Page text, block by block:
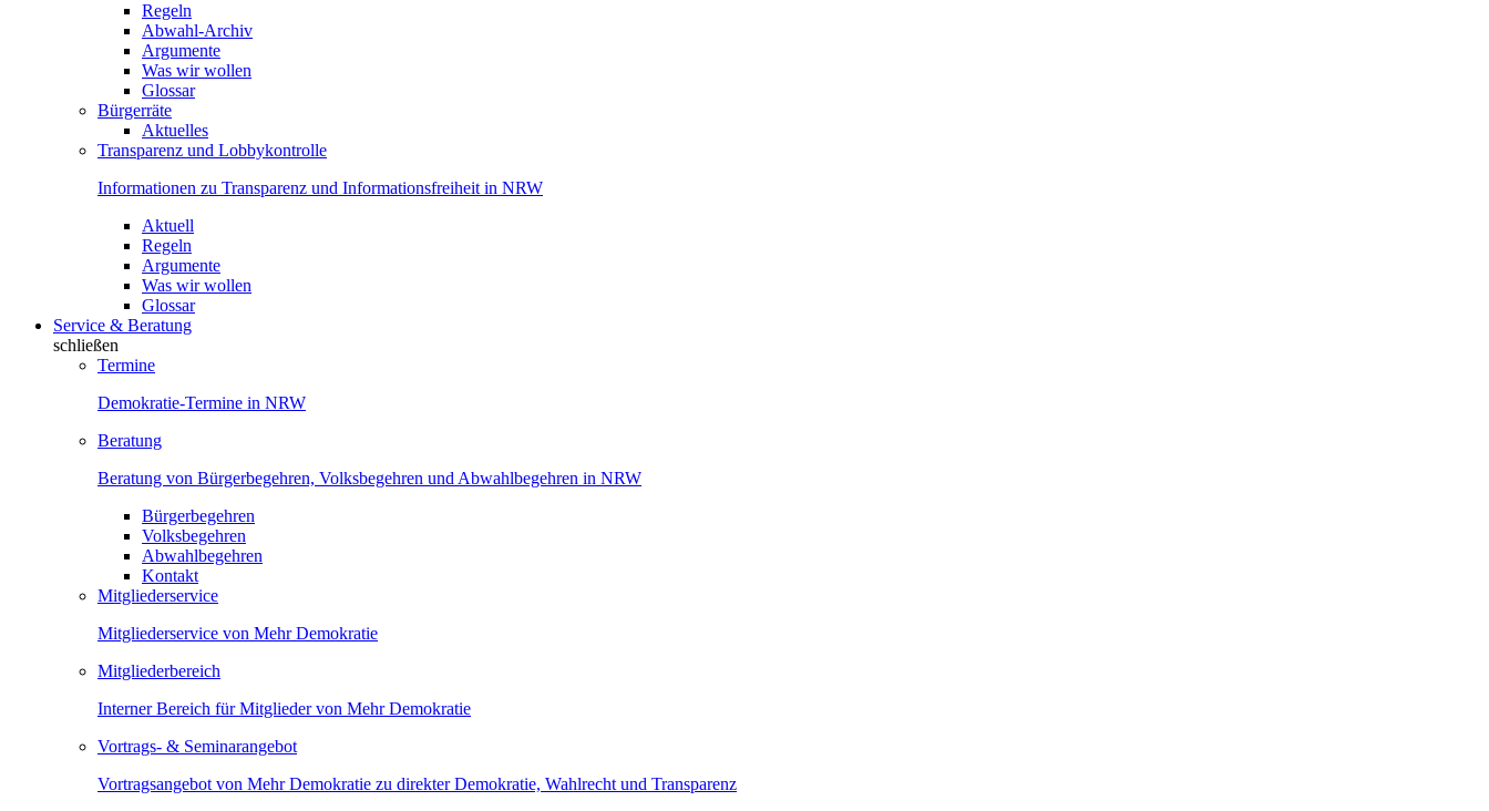
Regeln
Abwahl-Archiv
Argumente
Was wir wollen
Glossar
Bürgerräte
Aktuelles
Transparenz und Lobbykontrolle
Informationen zu Transparenz und Informationsfreiheit in NRW
Aktuell
Regeln
Argumente
Was wir wollen
Glossar
Service & Beratung
schließen
Termine
Demokratie-Termine in NRW
Beratung
Beratung von Bürgerbegehren, Volksbegehren und Abwahlbegehren in NRW
Bürgerbegehren
Volksbegehren
Abwahlbegehren
Kontakt
Mitgliederservice
Mitgliederservice von Mehr Demokratie
Mitgliederbereich
Interner Bereich für Mitglieder von Mehr Demokratie
Vortrags- & Seminarangebot
Vortragsangebot von Mehr Demokratie zu direkter Demokratie, Wahlrecht und Transparenz